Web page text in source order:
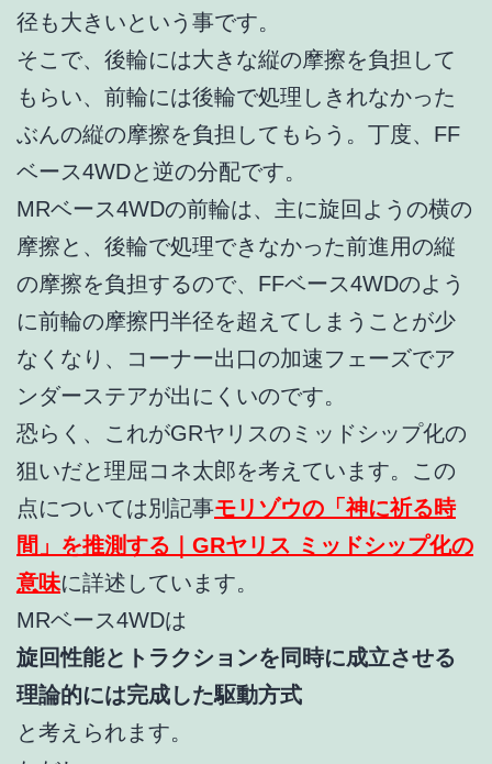
径も大きいという事です。
そこで、後輪には大きな縦の摩擦を負担して
もらい、前輪には後輪で処理しきれなかった
ぶんの縦の摩擦を負担してもらう。丁度、FF
ベース4WDと逆の分配です。
MRベース4WDの前輪は、主に旋回ようの横の
摩擦と、後輪で処理できなかった前進用の縦
の摩擦を負担するので、FFベース4WDのよう
に前輪の摩擦円半径を超えてしまうことが少
なくなり、コーナー出口の加速フェーズでア
ンダーステアが出にくいのです。
恐らく、これがGRヤリスのミッドシップ化の
狙いだと理屈コネ太郎を考えています。この
点については別記事モリゾウの「神に祈る時
間」を推測する｜GRヤリス ミッドシップ化の
意味に詳述しています。
MRベース4WDは
旋回性能とトラクションを同時に成立させる
理論的には完成した駆動方式
と考えられます。